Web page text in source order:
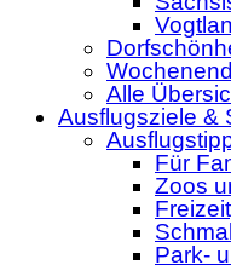
Alle
Ausflugsziele &
Für
Zoos
Park-